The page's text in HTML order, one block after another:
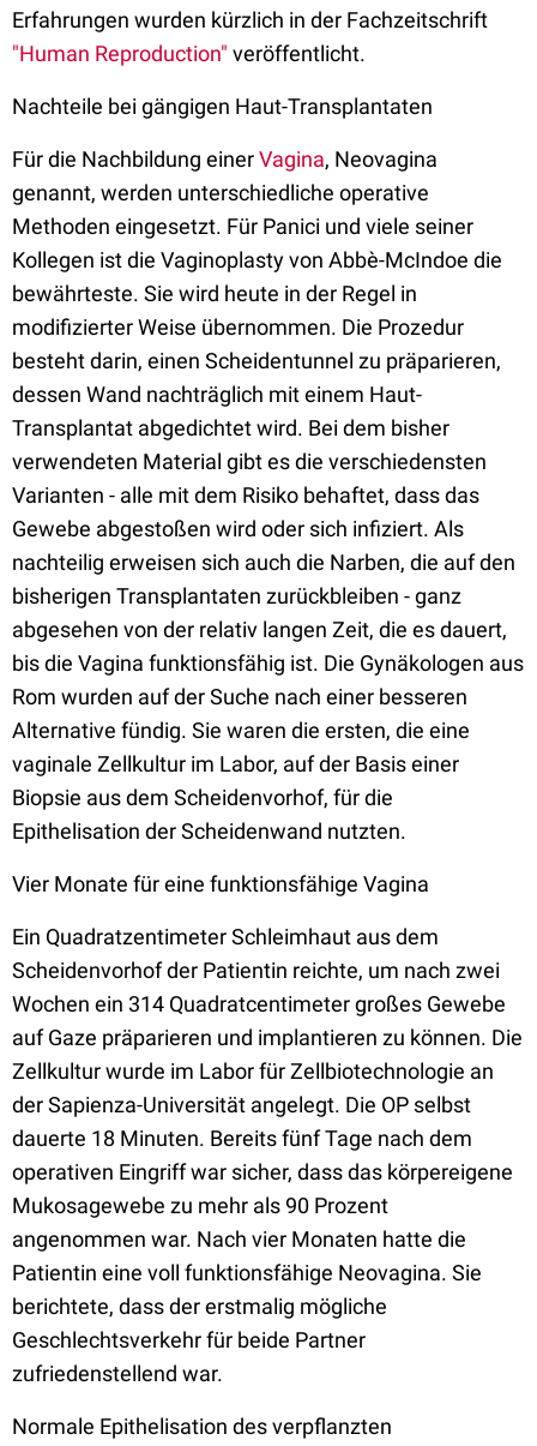
Erfahrungen wurden kürzlich in der Fachzeitschrift
"Human Reproduction" veröffentlicht.
Nachteile bei gängigen Haut-Transplantaten
Für die Nachbildung einerVagina, Neovagina
genannt, werden unterschiedliche operative
Methoden eingesetzt. Für Panici und viele seiner
Kollegen ist die Vaginoplasty von Abbè-McIndoe die
bewährteste. Sie wird heute in der Regel in
modifizierter Weise übernommen. Die Prozedur
besteht darin, einen Scheidentunnel zu präparieren,
dessen Wand nachträglich mit einem Haut-
Transplantat abgedichtet wird. Bei dem bisher
verwendeten Material gibt es die verschiedensten
Varianten - alle mit dem Risiko behaftet, dass das
Gewebe abgestoßen wird oder sich infiziert. Als
nachteilig erweisen sich auch die Narben, die auf den
bisherigen Transplantaten zurückbleiben - ganz
abgesehen von der relativ langen Zeit, die es dauert,
bis die Vagina funktionsfähig ist. Die Gynäkologen aus
Rom wurden auf der Suche nach einer besseren
Alternative fündig. Sie waren die ersten, die eine
vaginale Zellkultur im Labor, auf der Basis einer
Biopsie aus dem Scheidenvorhof, für die
Epithelisation der Scheidenwand nutzten.
Vier Monate für eine funktionsfähige Vagina
Ein Quadratzentimeter Schleimhaut aus dem
Scheidenvorhof der Patientin reichte, um nach zwei
Wochen ein 314 Quadratcentimeter großes Gewebe
auf Gaze präparieren und implantieren zu können. Die
Zellkultur wurde im Labor für Zellbiotechnologie an
der Sapienza-Universität angelegt. Die OP selbst
dauerte 18 Minuten. Bereits fünf Tage nach dem
operativen Eingriff war sicher, dass das körpereigene
Mukosagewebe zu mehr als 90 Prozent
angenommen war. Nach vier Monaten hatte die
Patientin eine voll funktionsfähige Neovagina. Sie
berichtete, dass der erstmalig mögliche
Geschlechtsverkehr für beide Partner
zufriedenstellend war.
Normale Epithelisation des verpflanzten